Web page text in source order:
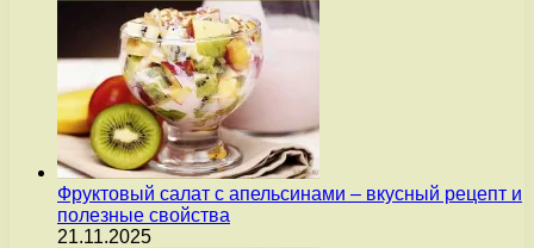
Фруктовый салат с апельсинами – вкусный рецепт и
полезные свойства
21.11.2025